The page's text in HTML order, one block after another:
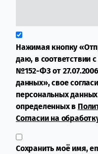
Нажимая кнопку
даю, в соответствии
№152-ФЗ от
данных», свое
персональных
определенных в
Согласии на
Сохранить моё имя,